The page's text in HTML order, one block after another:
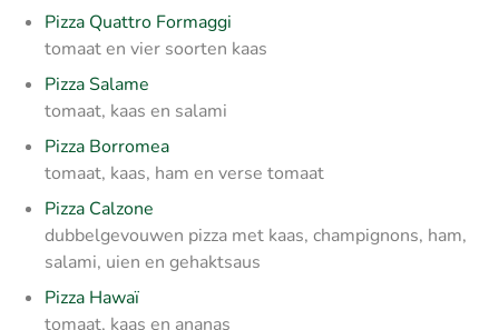
Pizza Quattro Formaggi
tomaat en vier soorten kaas
Pizza Salame
tomaat, kaas en salami
Pizza Borromea
tomaat, kaas, ham en verse tomaat
Pizza Calzone
dubbelgevouwen pizza met kaas, champignons, ham,
salami, uien en gehaktsaus
Pizza Hawaï
tomaat, kaas en ananas